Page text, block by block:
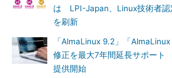
は LPI-Japan、Linux技術者認
を刷新
「AlmaLinux 9.2」「
修正を最大7年間延長サポー
提供開始